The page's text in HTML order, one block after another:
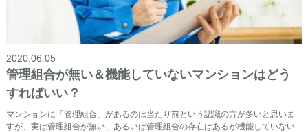
2020.06.05
管理組合が無い＆機能していないマンションはどう
すればいい？
マンションに「管理組合」があるのは当たり前という認識の方が多いと思いま
すが、実は管理組合が無い、あるいは管理組合の存在はあるが機能していない